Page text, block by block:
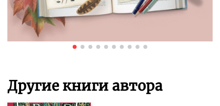
Другие книги автора